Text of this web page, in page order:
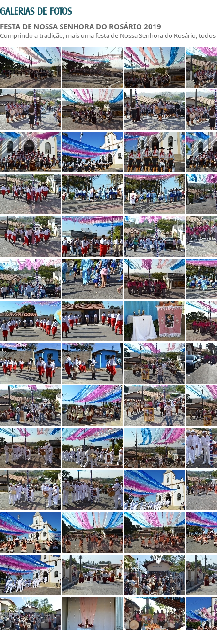
GALERIAS DE FOTOS
FESTA DE NOSSA SENHORA DO ROSÁRIO 2019
Cumprindo a tradição, mais uma festa de Nossa Senhora do Rosário,